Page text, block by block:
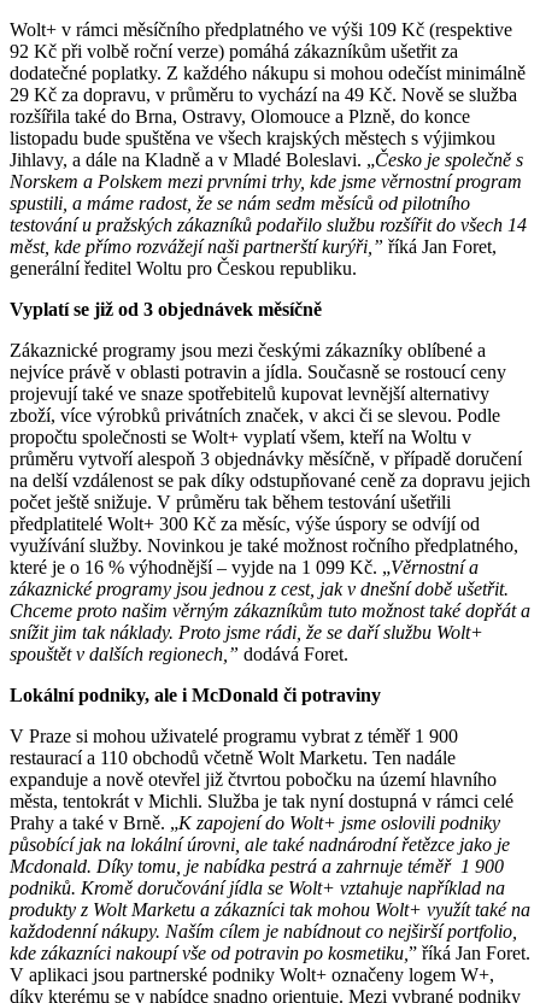
Wolt+ v rámci měsíčního předplatného ve výši 109 Kč (respektive
92 Kč při volbě roční verze) pomáhá zákazníkům ušetřit za
dodatečné poplatky. Z každého nákupu si mohou odečíst minimálně
29 Kč za dopravu, v průměru to vychází na 49 Kč. Nově se služba
rozšířila také do Brna, Ostravy, Olomouce a Plzně, do konce
listopadu bude spuštěna ve všech krajských městech s výjimkou
Jihlavy, a dále na Kladně a v Mladé Boleslavi. „Česko je společně s
Norskem a Polskem mezi prvními trhy, kde jsme věrnostní program
spustili, a máme radost, že se nám sedm měsíců od pilotního
testování u pražských zákazníků podařilo službu rozšířit do všech 14
měst, kde přímo rozvážejí naši partnerští kurýři,” říká Jan Foret,
generální ředitel Woltu pro Českou republiku.
Vyplatí se již od 3 objednávek měsíčně
Zákaznické programy jsou mezi českými zákazníky oblíbené a
nejvíce právě v oblasti potravin a jídla. Současně se rostoucí ceny
projevují také ve snaze spotřebitelů kupovat levnější alternativy
zboží, více výrobků privátních značek, v akci či se slevou. Podle
propočtu společnosti se Wolt+ vyplatí všem, kteří na Woltu v
průměru vytvoří alespoň 3 objednávky měsíčně, v případě doručení
na delší vzdálenost se pak díky odstupňované ceně za dopravu jejich
počet ještě snižuje. V průměru tak během testování ušetřili
předplatitelé Wolt+ 300 Kč za měsíc, výše úspory se odvíjí od
využívání služby. Novinkou je také možnost ročního předplatného,
které je o 16 % výhodnější – vyjde na 1 099 Kč. „Věrnostní a
zákaznické programy jsou jednou z cest, jak v dnešní době ušetřit.
Chceme proto našim věrným zákazníkům tuto možnost také dopřát a
snížit jim tak náklady. Proto jsme rádi, že se daří službu Wolt+
spouštět v dalších regionech,” dodává Foret.
Lokální podniky, ale i McDonald či potraviny
V Praze si mohou uživatelé programu vybrat z téměř 1 900
restaurací a 110 obchodů včetně Wolt Marketu. Ten nadále
expanduje a nově otevřel již čtvrtou pobočku na území hlavního
města, tentokrát v Michli. Služba je tak nyní dostupná v rámci celé
Prahy a také v Brně. „K zapojení do Wolt+ jsme oslovili podniky
působící jak na lokální úrovni, ale také nadnárodní řetězce jako je
Mcdonald. Díky tomu, je nabídka pestrá a zahrnuje téměř 1 900
podniků. Kromě doručování jídla se Wolt+ vztahuje například na
produkty z Wolt Marketu a zákazníci tak mohou Wolt+ využít také na
každodenní nákupy. Naším cílem je nabídnout co nejširší portfolio,
kde zákazníci nakoupí vše od potravin po kosmetiku, ” říká Jan Foret.
V aplikaci jsou partnerské podniky Wolt+ označeny logem W+,
díky kterému se v nabídce snadno orientuje. Mezi vybrané podniky